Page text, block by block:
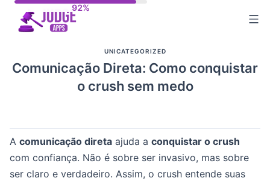
UNICATEGORIZED
Comunicação Direta: Como conquistar
o crush sem medo
A comunicação direta ajuda a conquistar o crush
com confiança. Não é sobre ser invasivo, mas sobre
ser claro e verdadeiro. Assim, o crush entende suas